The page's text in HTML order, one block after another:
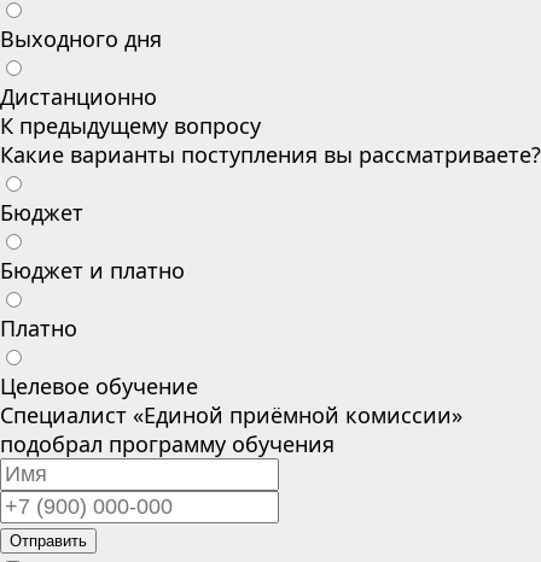
Выходного дня
Дистанционно
К предыдущему вопросу
Какие варианты поступления вы рассматриваете?
Бюджет
Бюджет и платно
Платно
Целевое обучение
Специалист «Единой приёмной комиссии»
подобрал программу обучения
Отправить